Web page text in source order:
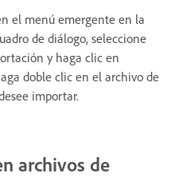
el menú emergente en la
de diálogo, seleccione
y haga clic en
doble clic en el archivo de
importar.
archivos de